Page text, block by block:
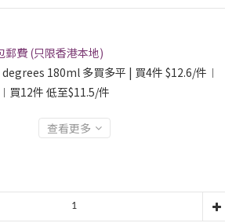
郵費 (只限香港本地)
180ml 多買多平 | 買4件 $12.6/件︱
買12件 低至$11.5/件
查看更多